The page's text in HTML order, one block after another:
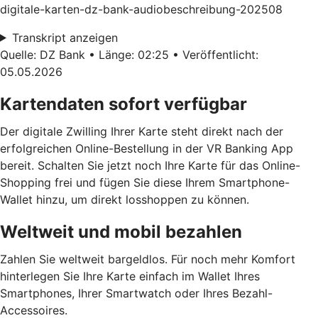
digitale-karten-dz-bank-audiobeschreibung-202508
Transkript anzeigen
Quelle: DZ Bank • Länge: 02:25 • Veröffentlicht:
05.05.2026
Kartendaten sofort verfügbar
Der digitale Zwilling Ihrer Karte steht direkt nach der
erfolgreichen Online-Bestellung in der VR Banking App
bereit. Schalten Sie jetzt noch Ihre Karte für das Online-
Shopping frei und fügen Sie diese Ihrem Smartphone-
Wallet hinzu, um direkt losshoppen zu können.
Weltweit und mobil bezahlen
Zahlen Sie weltweit bargeldlos. Für noch mehr Komfort
hinterlegen Sie Ihre Karte einfach im Wallet Ihres
Smartphones, Ihrer Smartwatch oder Ihres Bezahl-
Accessoires.